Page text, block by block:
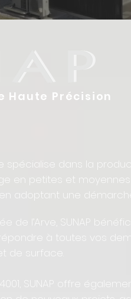
Haute Précision
spécialise dans la
en petites et
adoptant une
de l’Arve, SUNAP
à toutes vos
de surface.
SUNAP offre